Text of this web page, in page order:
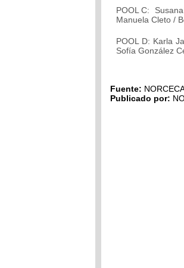
POOL C:
Manuela Cleto /
POOL D: Karla
Sofía González
Fuente:
Publicado por: